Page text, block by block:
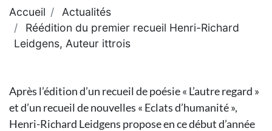
Accueil
Actualités
Réédition du premier recueil Henri-Richard
Leidgens, Auteur ittrois
Après l’édition d’un recueil de poésie « L’autre regard »
et d’un recueil de nouvelles « Eclats d’humanité »,
Henri-Richard Leidgens propose en ce début d’année